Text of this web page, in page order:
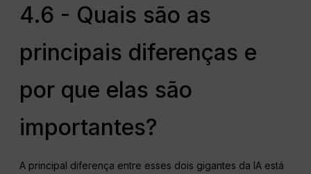
4.6 - Quais são as
principais diferenças e
por que elas são
importantes?
A principal diferença entre esses dois gigantes da IA está